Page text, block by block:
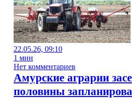
22.05.26, 09:10
1 мин
Нет комментариев
Амурские аграрии
половины